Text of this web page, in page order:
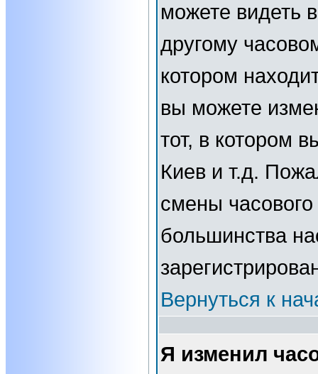
можете видеть
другому
котором
вы можете
тот, в котором
Киев и т.д.
смены
большинства
Вернуться к
Я изменил